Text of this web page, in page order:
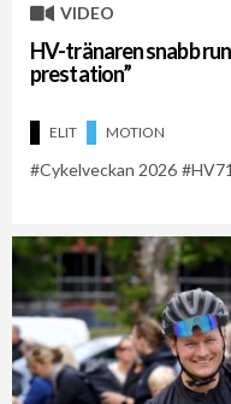
VIDEO
HV-tränaren snabb
prestation”
ELIT MOTION
Cykelveckan 2026 HV71